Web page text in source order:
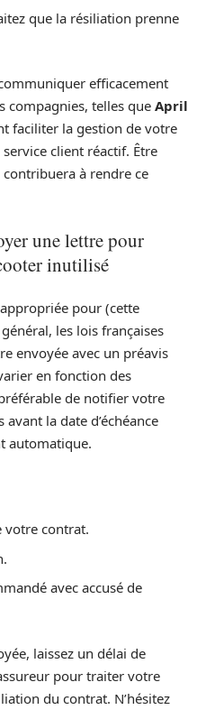
que la résiliation prenne
efficacement
compagnies, telles que April
faciliter la gestion de votre
client réactif. Être
à rendre ce
une lettre pour
inutilisé
pour (cette
les lois françaises
envoyée avec un préavis
en fonction des
de notifier votre
la date d’échéance
automatique.
votre contrat.
avec accusé de
laissez un délai de
pour traiter votre
du contrat. N’hésitez